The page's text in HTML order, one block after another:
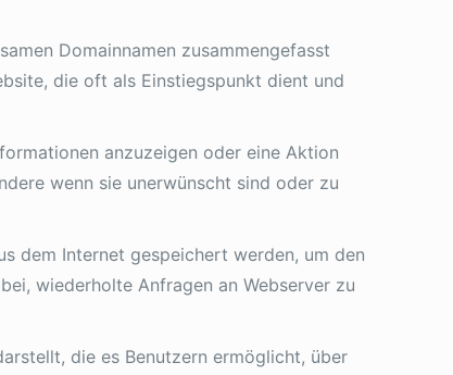
Domainnamen zusammengefasst
die oft als Einstiegspunkt dient und
anzuzeigen oder eine Aktion
wenn sie unerwünscht sind oder zu
dem Internet gespeichert werden, um den
wiederholte Anfragen an Webserver zu
die es Benutzern ermöglicht, über